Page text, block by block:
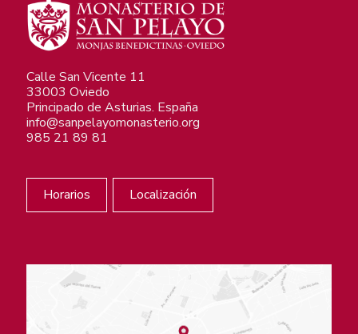
Calle San Vicente 11
33003 Oviedo
Principado de Asturias. España
info@sanpelayomonasterio.org
985 21 89 81
Horarios Localización